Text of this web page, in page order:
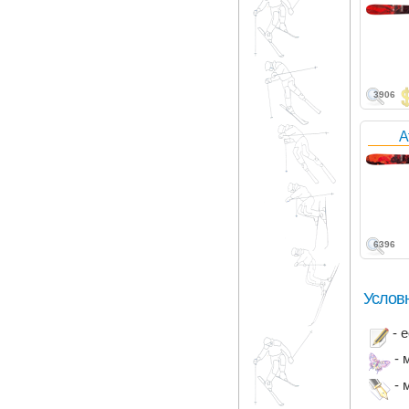
3906
6396
-
-
-